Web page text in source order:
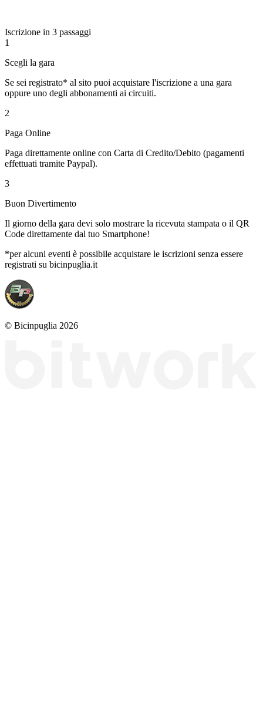
Iscrizione in 3 passaggi
1
Scegli la gara
Se sei registrato* al sito puoi acquistare l'iscrizione a una gara
oppure uno degli abbonamenti ai circuiti.
2
Paga Online
Paga direttamente online con Carta di Credito/Debito (pagamenti
effettuati tramite Paypal).
3
Buon Divertimento
Il giorno della gara devi solo mostrare la ricevuta stampata o il QR
Code direttamente dal tuo Smartphone!
*per alcuni eventi è possibile acquistare le iscrizioni senza essere
registrati su bicinpuglia.it
© Bicinpuglia 2026